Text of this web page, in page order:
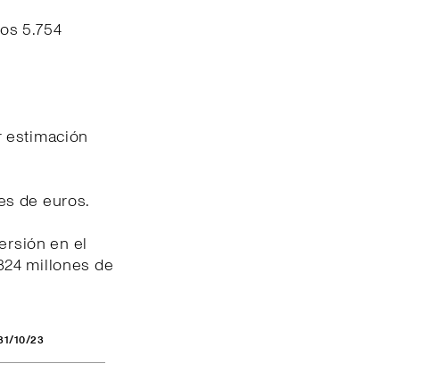
5.754
estimación
de euros.
en el
millones de
10/23